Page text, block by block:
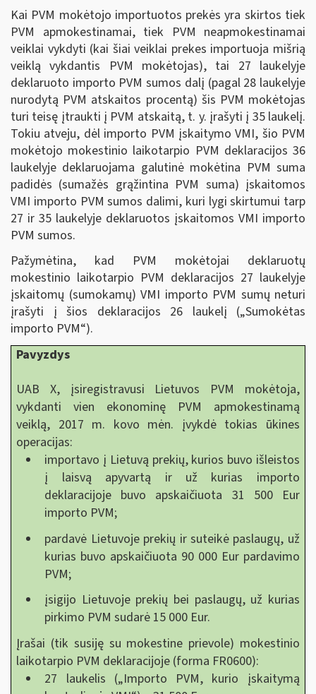
Kai PVM mokėtojo importuotos prekės yra skirtos tiek
PVM apmokestinamai, tiek PVM neapmokestinamai
veiklai vykdyti (kai šiai veiklai prekes importuoja mišrią
veiklą vykdantis PVM mokėtojas), tai 27 laukelyje
deklaruoto importo PVM sumos dalį (pagal 28 laukelyje
nurodytą PVM atskaitos procentą) šis PVM mokėtojas
turi teisę įtraukti į PVM atskaitą, t. y. įrašyti į 35 laukelį.
Tokiu atveju, dėl importo PVM įskaitymo VMI, šio PVM
mokėtojo mokestinio laikotarpio PVM deklaracijos 36
laukelyje deklaruojama galutinė mokėtina PVM suma
padidės (sumažės grąžintina PVM suma) įskaitomos
VMI importo PVM sumos dalimi, kuri lygi skirtumui tarp
27 ir 35 laukelyje deklaruotos įskaitomos VMI importo
PVM sumos.
Pažymėtina, kad PVM mokėtojai deklaruotų
mokestinio laikotarpio PVM deklaracijos 27 laukelyje
įskaitomų (sumokamų) VMI importo PVM sumų neturi
įrašyti į šios deklaracijos 26 laukelį („Sumokėtas
importo PVM“).
Pavyzdys
UAB X, įsiregistravusi Lietuvos PVM mokėtoja,
vykdanti vien ekonominę PVM apmokestinamą
veiklą, 2017 m. kovo mėn. įvykdė tokias ūkines
operacijas:
importavo į Lietuvą prekių, kurios buvo išleistos
į laisvą apyvartą ir už kurias importo
deklaracijoje buvo apskaičiuota 31 500 Eur
importo PVM;
pardavė Lietuvoje prekių ir suteikė paslaugų, už
kurias buvo apskaičiuota 90 000 Eur pardavimo
PVM;
įsigijo Lietuvoje prekių bei paslaugų, už kurias
pirkimo PVM sudarė 15 000 Eur.
Įrašai (tik susiję su mokestine prievole) mokestinio
laikotarpio PVM deklaracijoje (forma FR0600):
27 laukelis („Importo PVM, kurio įskaitymą